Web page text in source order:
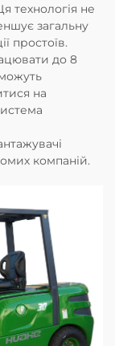
технологія не
загальну
простоїв.
до 8
на
компаній.